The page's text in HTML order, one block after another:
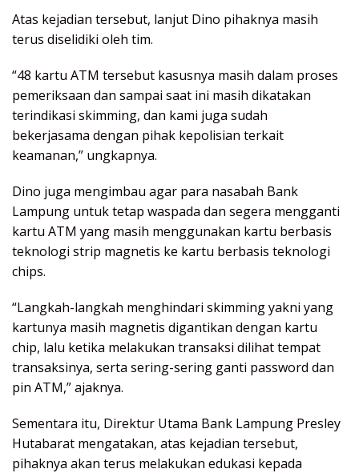
Atas kejadian tersebut, lanjut Dino pihaknya masih
terus diselidiki oleh tim.
“48 kartu ATM tersebut kasusnya masih dalam proses
pemeriksaan dan sampai saat ini masih dikatakan
terindikasi skimming, dan kami juga sudah
bekerjasama dengan pihak kepolisian terkait
keamanan,” ungkapnya.
Dino juga mengimbau agar para nasabah Bank
Lampung untuk tetap waspada dan segera mengganti
kartu ATM yang masih menggunakan kartu berbasis
teknologi strip magnetis ke kartu berbasis teknologi
chips.
“Langkah-langkah menghindari skimming yakni yang
kartunya masih magnetis digantikan dengan kartu
chip, lalu ketika melakukan transaksi dilihat tempat
transaksinya, serta sering-sering ganti password dan
pin ATM,” ajaknya.
Sementara itu, Direktur Utama Bank Lampung Presley
Hutabarat mengatakan, atas kejadian tersebut,
pihaknya akan terus melakukan edukasi kepada